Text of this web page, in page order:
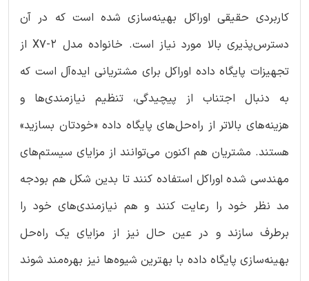
کاربردی حقیقی اوراکل بهینه‌سازی شده است که در آن
دسترس‌پذیری بالا مورد نیاز است. خانواده مدل X7-2 از
تجهیزات پایگاه داده اوراکل برای مشتریانی ایده‌آل است که
به دنبال اجتناب از پیچیدگی، تنظیم نیازمندی‌ها و
هزینه‌های بالاتر از راه‌حل‌های پایگاه داده «خودتان بسازید»
هستند. مشتریان هم اکنون می‌توانند از مزایای سیستم‌های
مهندسی شده اوراکل استفاده کنند تا بدین شکل هم بودجه
مد نظر خود را رعایت کنند و هم نیازمندی‌های خود را
برطرف سازند و در عین حال نیز از مزایای یک راه‌حل
بهینه‌سازی پایگاه داده با بهترین شیوه‌ها نیز بهره‌مند شوند